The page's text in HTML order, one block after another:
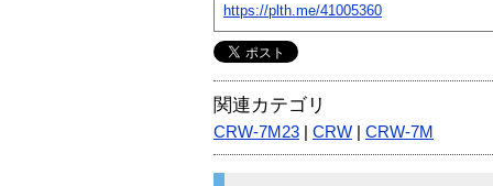
https://plth.me/41005360
関連カテゴリ
CRW-7M23 CRW CRW-7M